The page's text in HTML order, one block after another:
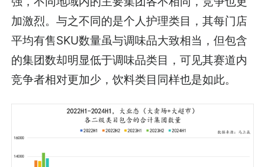
加激烈。与之不同的是个人护理类目，其每门店
平均有售SKU数量虽与调味品大致相当，但包含
的集团数却明显低于调味品类目，可见其赛道内
竞争者相对更加少，饮料类目同样也是如此。